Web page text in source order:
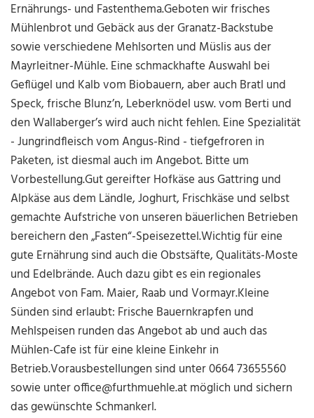
Ernährungs- und Fastenthema.Geboten wir frisches
Mühlenbrot und Gebäck aus der Granatz-Backstube
sowie verschiedene Mehlsorten und Müslis aus der
Mayrleitner-Mühle. Eine schmackhafte Auswahl bei
Geflügel und Kalb vom Biobauern, aber auch Bratl und
Speck, frische Blunz’n, Leberknödel usw. vom Berti und
den Wallaberger’s wird auch nicht fehlen.Eine Spezialität
- Jungrindfleisch vom Angus-Rind - tiefgefroren in
Paketen, ist diesmal auch im Angebot. Bitte um
Vorbestellung.Gut gereifter Hofkäse aus Gattring und
Alpkäse aus dem Ländle, Joghurt, Frischkäse und selbst
gemachte Aufstriche von unseren bäuerlichen Betrieben
bereichern den „Fasten“-Speisezettel.Wichtig für eine
gute Ernährung sind auch die Obstsäfte, Qualitäts-Moste
und Edelbrände. Auch dazu gibt es ein regionales
Angebot von Fam. Maier, Raab und Vormayr.Kleine
Sünden sind erlaubt: Frische Bauernkrapfen und
Mehlspeisen runden das Angebot ab und auch das
Mühlen-Cafe ist für eine kleine Einkehr in
Betrieb.Vorausbestellungen sind unter 0664 73655560
sowie unter office@furthmuehle.at möglich und sichern
das gewünschte Schmankerl.